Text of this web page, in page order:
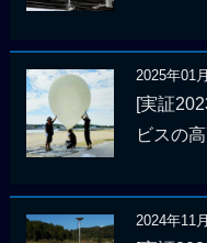
2025年01
[実証
ビスの
2024年11